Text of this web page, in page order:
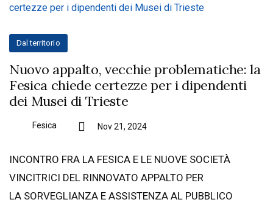
Dal territorio
Nuovo appalto, vecchie problematiche: la
Fesica chiede certezze per i dipendenti
dei Musei di Trieste
Fesica Nov 21, 2024
INCONTRO FRA LA FESICA E LE NUOVE SOCIETÀ
VINCITRICI DEL RINNOVATO APPALTO PER
LA SORVEGLIANZA E ASSISTENZA AL PUBBLICO